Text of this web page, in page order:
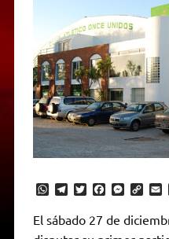
W
a
t
T
e
T
t
F
e
M
s
s
C
y
E
a
i
El sábado 27 de